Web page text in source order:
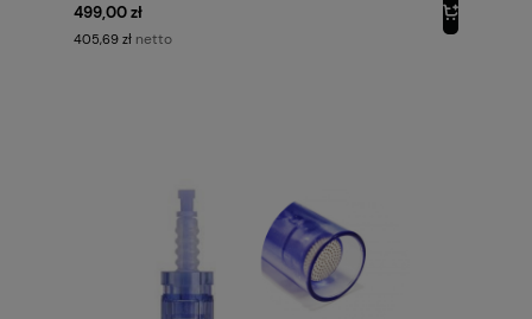
499,00 zł
405,69 zł netto